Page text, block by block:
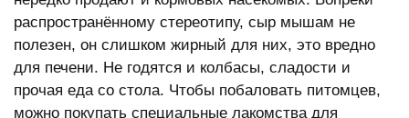
распространённому стереотипу, сыр мышам не
полезен, он слишком жирный для них, это вредно
для печени. Не годятся и колбасы, сладости и
прочая еда со стола. Чтобы побаловать питомцев,
можно покупать специальные лакомства для